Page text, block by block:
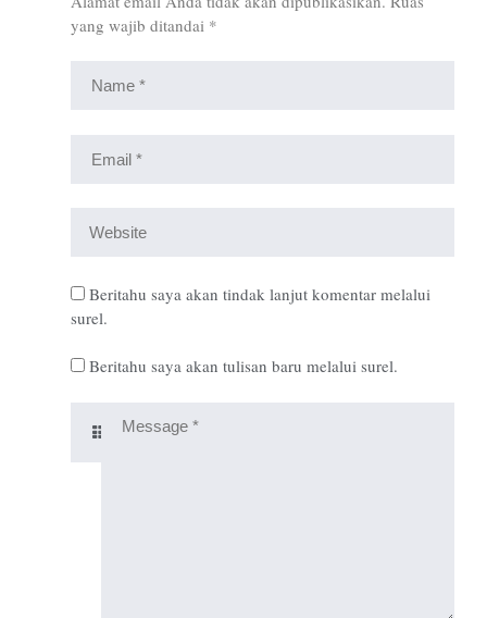
yang wajib ditandai *
Beritahu saya akan tindak lanjut komentar melalui
surel.
Beritahu saya akan tulisan baru melalui surel.